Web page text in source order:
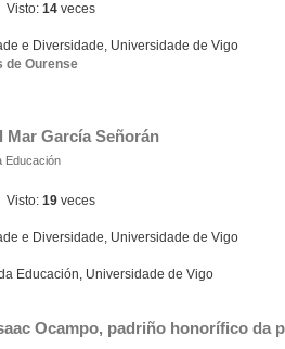
Visto:14 veces
e Diversidade, Universidade de Vigo
de Ourense
Mar García Señorán
Educación
Visto:19 veces
e Diversidade, Universidade de Vigo
Educación, Universidade de Vigo
Ocampo, padriño honorífico da